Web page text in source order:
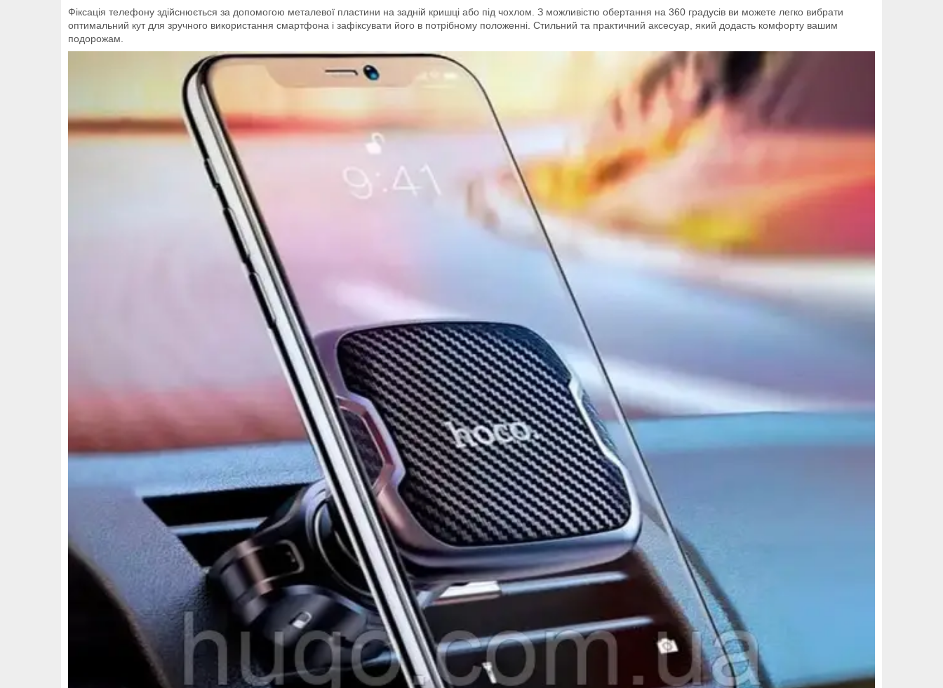
Фіксація телефону здійснюється за допомогою металевої пластини на задній кришці або під чохлом. З можливістю обертання на 360 градусів ви можете легко вибрати
оптимальний кут для зручного використання смартфона і зафіксувати його в потрібному положенні. Стильний та практичний аксесуар, який додасть комфорту вашим
подорожам.